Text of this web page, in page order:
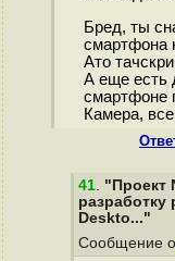
Бред, ты
смартфона
Ато
А еще есть
смартфоне
Камера,
41. "Проект
разработку
Deskto..."
Сообщение